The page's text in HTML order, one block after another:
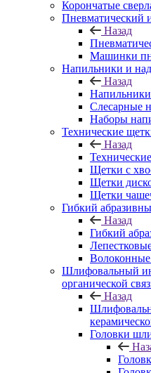
Корончатые
Пневматический
Назад
Машинки
Напильники и
Назад
Слесарные
Наборы
Технические
Назад
Щетки с
Щетки
Щетки
Гибкий
Назад
Гибкий
Шлифовальный
органической
Назад
Головки